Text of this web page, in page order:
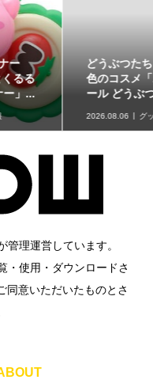
「星たべよ」に「ポケモ
ン」のハロウィンデザイ
ンが登場！8月17日発売
2026.08.06 グッズ情報
理運営しています。
・使用・ダウンロードさ
同意いただいたものとさ